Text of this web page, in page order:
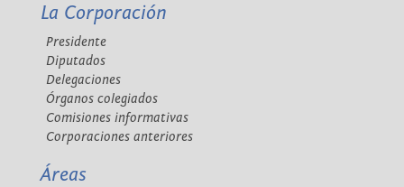
La Corporación
Presidente
Diputados
Delegaciones
Órganos colegiados
Comisiones informativas
Corporaciones anteriores
Áreas